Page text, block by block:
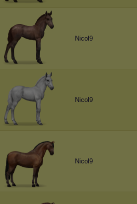
Nicol9
Nicol9
Nicol9